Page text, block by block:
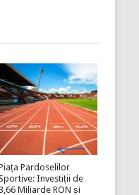
Pardoselilor
Investiții de
Miliarde RON și